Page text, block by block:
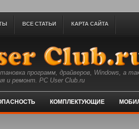
ВСЕ СТАТЬИ КАРТА САЙТА
программ, драйверов, Windows, а
и ремонт. PC User Club.ru
КОМПЛЕКТУЮЩИЕ